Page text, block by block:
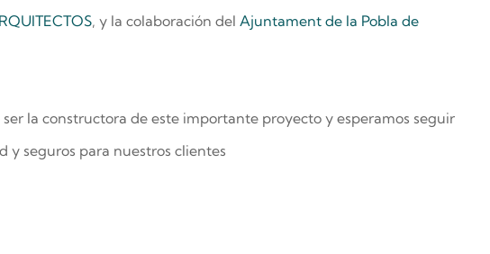
, y la colaboración delAjuntament de la Pobla de
la constructora de este importante proyecto y esperamos seguir
y seguros para nuestros clientes